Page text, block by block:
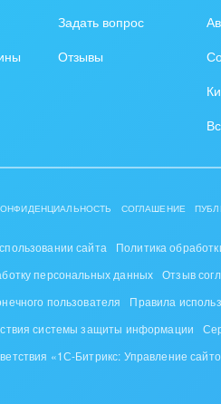
Задать вопрос
Отзывы
СОГЛАШЕНИЕ
сайта
Политика
персональных данных Отзыв
пользователя
Правила
системы защиты информации
«1С-Битрикс: Управление